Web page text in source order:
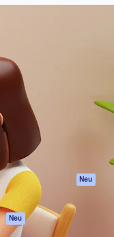
Neu
Support
AGB
Originale
Neu
Cookie-Richtlinie
Vertrauenszentrum
Partner